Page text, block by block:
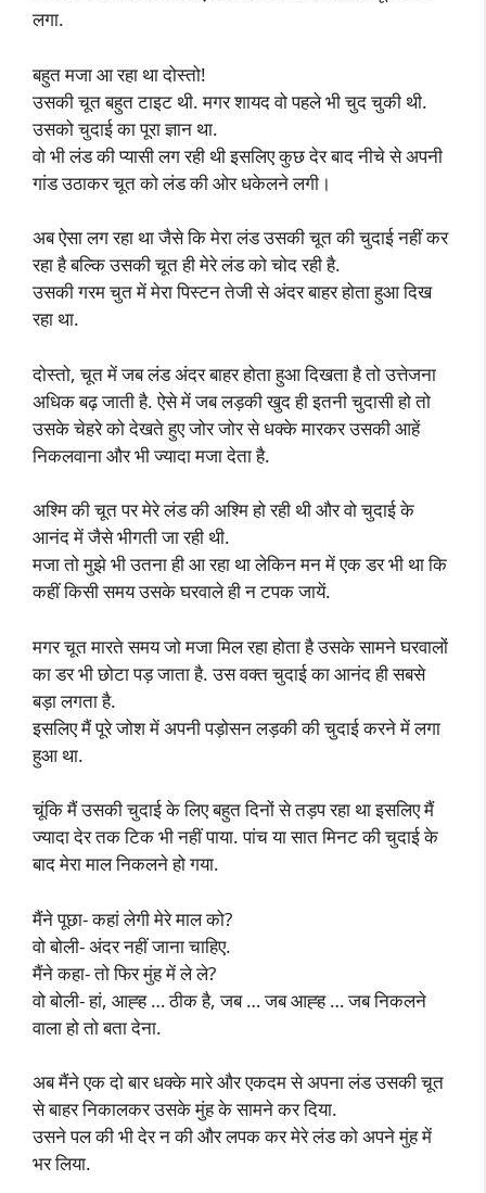
लगा.
बहुत मजा आ रहा था दोस्तो!
उसकी चूत बहुत टाइट थी. मगर शायद वो पहले भी चुद चुकी थी.
उसको चुदाई का पूरा ज्ञान था.
वो भी लंड की प्यासी लग रही थी इसलिए कुछ देर बाद नीचे से अपनी
गांड उठाकर चूत को लंड की ओर धकेलने लगी।
अब ऐसा लग रहा था जैसे कि मेरा लंड उसकी चूत की चुदाई नहीं कर
रहा है बल्कि उसकी चूत ही मेरे लंड को चोद रही है.
उसकी गरम चुत में मेरा पिस्टन तेजी से अंदर बाहर होता हुआ दिख
रहा था.
दोस्तो, चूत में जब लंड अंदर बाहर होता हुआ दिखता है तो उत्तेजना
अधिक बढ़ जाती है. ऐसे में जब लड़की खुद ही इतनी चुदासी हो तो
उसके चेहरे को देखते हुए जोर जोर से धक्के मारकर उसकी आहें
निकलवाना और भी ज्यादा मजा देता है.
अश्मि की चूत पर मेरे लंड की अश्मि हो रही थी और वो चुदाई के
आनंद में जैसे भीगती जा रही थी.
मजा तो मुझे भी उतना ही आ रहा था लेकिन मन में एक डर भी था कि
कहीं किसी समय उसके घरवाले ही न टपक जायें.
मगर चूत मारते समय जो मजा मिल रहा होता है उसके सामने घरवालों
का डर भी छोटा पड़ जाता है. उस वक्त चुदाई का आनंद ही सबसे
बड़ा लगता है.
इसलिए मैं पूरे जोश में अपनी पड़ोसन लड़की की चुदाई करने में लगा
हुआ था.
चूंकि मैं उसकी चुदाई के लिए बहुत दिनों से तड़प रहा था इसलिए मैं
ज्यादा देर तक टिक भी नहीं पाया. पांच या सात मिनट की चुदाई के
बाद मेरा माल निकलने हो गया.
मैंने पूछा- कहां लेगी मेरे माल को?
वो बोली- अंदर नहीं जाना चाहिए.
मैंने कहा- तो फिर मुंह में ले ले?
वो बोली- हां, आह्ह … ठीक है, जब … जब आह्ह … जब निकलने
वाला हो तो बता देना.
अब मैंने एक दो बार धक्के मारे और एकदम से अपना लंड उसकी चूत
से बाहर निकालकर उसके मुंह के सामने कर दिया.
उसने पल की भी देर न की और लपक कर मेरे लंड को अपने मुंह में
भर लिया.